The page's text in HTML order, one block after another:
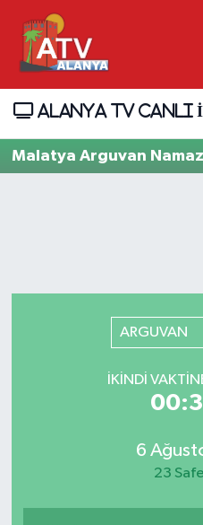
ALANYA TV CANLI
Malatya Arguvan
ARGUVAN
İKINDI
6
23